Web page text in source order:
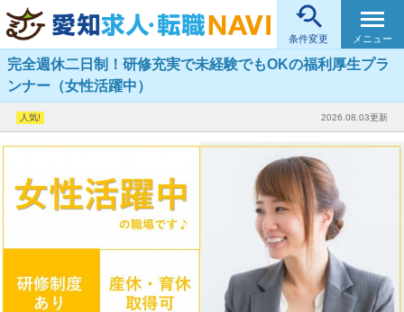

条件変更 メニュー
完全週休二日制！研修充実で未経験でもOKの福利厚生プラ
ンナー（女性活躍中）
2026.08.03更新